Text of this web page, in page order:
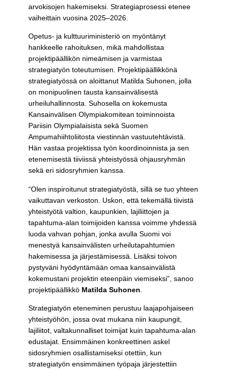
arvokisojen hakemiseksi. Strategiaprosessi etenee
vaiheittain vuosina 2025–2026.
Opetus- ja kulttuuriministeriö on myöntänyt
hankkeelle rahoituksen, mikä mahdollistaa
projektipäällikön nimeämisen ja varmistaa
strategiatyön toteutumisen. Projektipäällikkönä
strategiatyössä on aloittanut Matilda Suhonen, jolla
on monipuolinen tausta kansainvälisestä
urheiluhallinnosta. Suhosella on kokemusta
Kansainvälisen Olympiakomitean toiminnoista
Pariisin Olympialaisista sekä Suomen
Ampumahiihtoliitosta viestinnän vastuutehtävistä.
Hän vastaa projektissa työn koordinoinnista ja sen
etenemisestä tiiviissä yhteistyössä ohjausryhmän
sekä eri sidosryhmien kanssa.
“Olen inspiroitunut strategiatyöstä, sillä se tuo yhteen
vaikuttavan verkoston. Uskon, että tekemällä tiivistä
yhteistyötä valtion, kaupunkien, lajiliittojen ja
tapahtuma-alan toimijoiden kanssa voimme yhdessä
luoda vahvan pohjan, jonka avulla Suomi voi
menestyä kansainvälisten urheilutapahtumien
hakemisessa ja järjestämisessä. Lisäksi toivon
pystyväni hyödyntämään omaa kansainvälistä
kokemustani projektin eteenpäin viemiseksi”, sanoo
projektipäällikkö Matilda Suhonen
Strategiatyön eteneminen perustuu laajapohjaiseen
yhteistyöhön, jossa ovat mukana niin kaupungit,
lajiliitot, valtakunnalliset toimijat kuin tapahtuma-alan
edustajat. Ensimmäinen konkreettinen askel
sidosryhmien osallistamiseksi otettiin, kun
strategiatyön ensimmäinen työpaja järjestettiin